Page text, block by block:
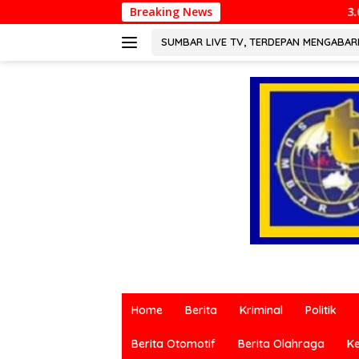
ke
Breaking News 3.000 Pesepeda
SUMBAR LIVE TV, TERDEPAN
terkini
berbagai
Home Berita Kriminal Politik
Berita Otomotif Berita Olahraga